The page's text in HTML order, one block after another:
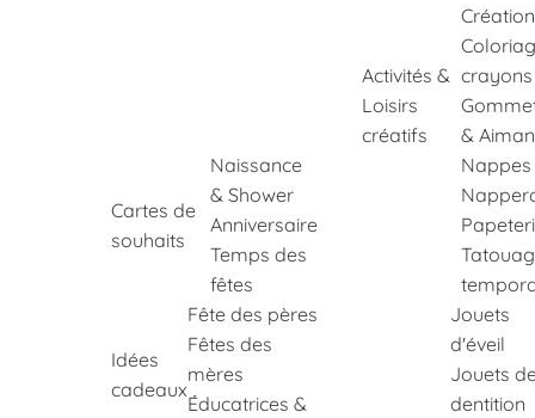
Cartes de
souhaits
Naissance
& Shower
Anniversaire
Temps des
fêtes
Idées
cadeaux
Fête des pères
Fêtes des
mères
Éducatrices &
Activités &
Loisirs
créatifs
Création
crayons
&
Nappes
Jouets
d'éveil
Jouets
dentition